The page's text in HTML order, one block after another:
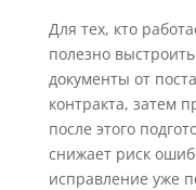
Для тех, кто
полезно
документы от
контракта, затем
после этого
снижает риск
исправление уже